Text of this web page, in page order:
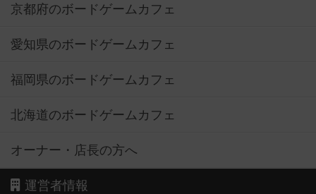
京都府のボードゲームカフェ
愛知県のボードゲームカフェ
福岡県のボードゲームカフェ
北海道のボードゲームカフェ
オーナー・店長の方へ
運営者情報